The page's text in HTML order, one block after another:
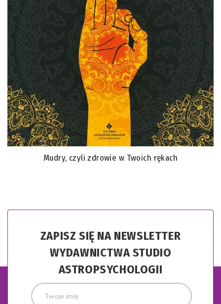
Mudry, czyli zdrowie w Twoich rękach
ZAPISZ SIĘ NA NEWSLETTER
WYDAWNICTWA STUDIO
ASTROPSYCHOLOGII